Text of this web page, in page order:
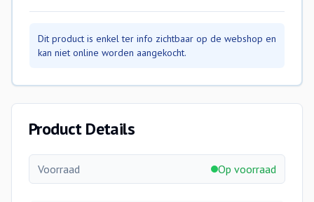
Dit product is enkel ter info zichtbaar op de webshop en
kan niet online worden aangekocht.
Product Details
Voorraad Op voorraad